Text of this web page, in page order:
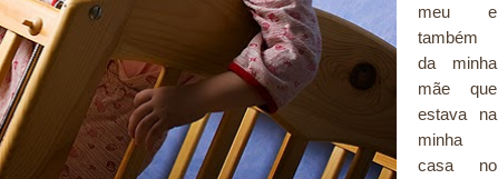
meu e
também
da minha
mãe que
estava na
minha
casa no